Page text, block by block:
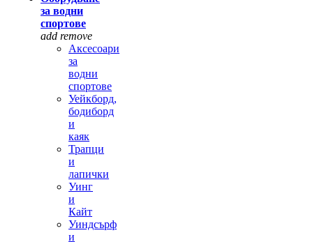
за водни
спортове
add remove
Аксесоари
за
водни
спортове
Уейкборд,
бодиборд
и
каяк
Трапци
и
лапички
Уинг
и
Кайт
Уиндсърф
и